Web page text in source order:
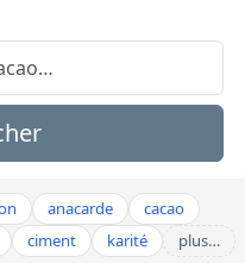
anacarde
cacao
ciment karité plus…